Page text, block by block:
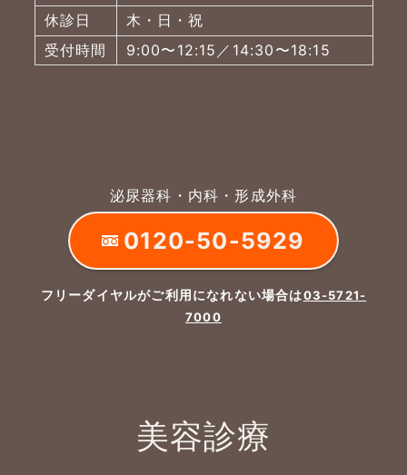
休診日
木・日・祝
受付時間
9:00〜12:15／14:30〜18:15
泌尿器科・内科・形成外科
0120-50-5929
フリーダイヤルがご利用になれない場合は03-5721-
7000
美容診療